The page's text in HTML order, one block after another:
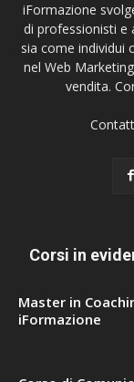
iFormazione
di professionisti e
sia come individui
nel Web
vendita.
Corsi in
Master in
iFormazione